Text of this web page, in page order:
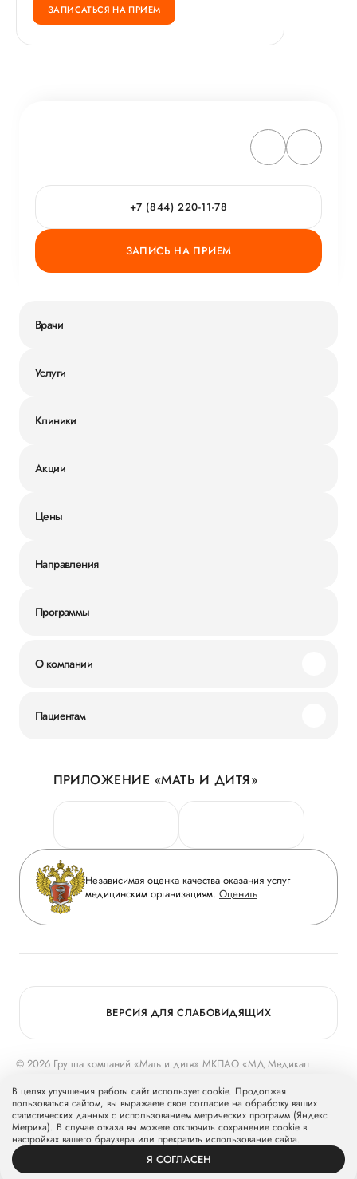
ЗАПИСАТЬСЯ НА ПРИЕМ
+7 (844) 220-11-78
ЗАПИСЬ НА ПРИЕМ
Врачи
Услуги
Клиники
Акции
Цены
Направления
Программы
О компании
Новости
Руководство
Сотрудничество
Инвесторам
Журнал «Мать и дитя»
Вакансии
Медицинский туризм
Пациентам
Личный кабинет
Персональные данные
Горячая линия качества
Вопрос-ответ
Приложение пациента
Статьи
ПРИЛОЖЕНИЕ «МАТЬ И ДИТЯ»
Независимая оценка качества оказания услуг
медицинским организациям. Оценить
© 2026 Группа компаний «Мать и дитя» МКПАО «МД Медикал
Группу компаний «Мать и дитя».
ВЕРСИЯ ДЛЯ СЛАБОВИДЯЩИХ
УСЛУГИ ПРОФИЛЬ
В целях улучшения работы сайт использует cookie. Продолжая
пользоваться сайтом, вы выражаете свое согласие на обработку ваших
статистических данных с использованием метрических программ (Яндекс
Метрика). В случае отказа вы можете отключить сохранение cookie в
настройках вашего браузера или прекратить использование сайта.
Я СОГЛАСЕН